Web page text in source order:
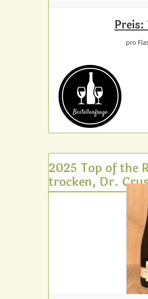
Preis:
pro
Bestell­anfrage
2025 Top of the
trocken, Dr.